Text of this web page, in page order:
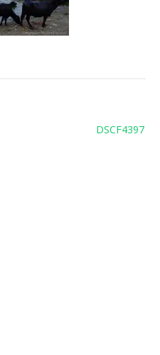
DSCF4397